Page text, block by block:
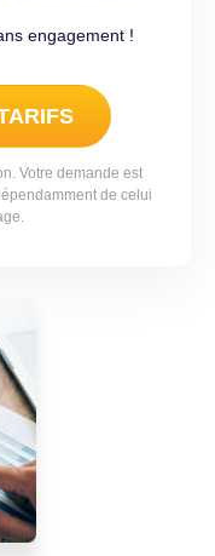
engagement !
Votre demande est
de celui